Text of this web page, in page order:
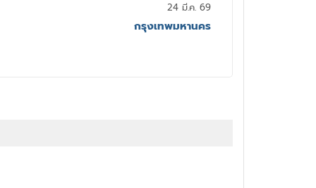
24 มี.ค. 69
กรุงเทพมหานคร